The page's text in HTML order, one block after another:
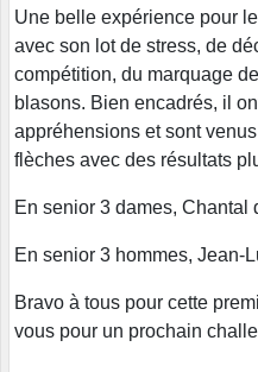
Une belle expérience pour
avec son lot de stress, de
compétition, du marquage
blasons. Bien encadrés, il
appréhensions et sont
flèches avec des résultats
En senior 3 dames, Chantal
En senior 3 hommes, Jean-
Bravo à tous pour cette
vous pour un prochain